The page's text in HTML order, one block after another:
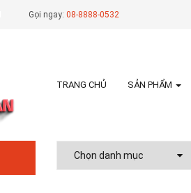
Gọi ngay: 08-8888-0532
TRANG CHỦ SẢN PHẨM